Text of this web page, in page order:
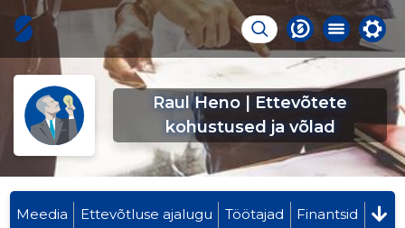
Raul Heno | Ettevõtete
kohustused ja võlad
Meedia Ettevõtluse ajalugu Töötajad Finantsid